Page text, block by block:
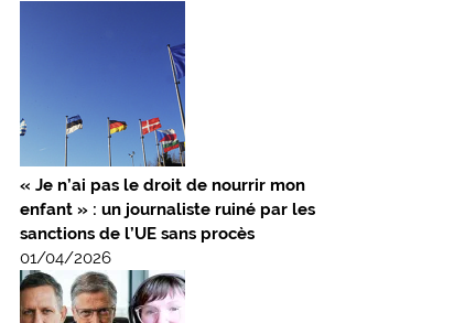
« Je n’ai pas le droit de nourrir mon
enfant » : un journaliste ruiné par les
sanctions de l’UE sans procès
01/04/2026